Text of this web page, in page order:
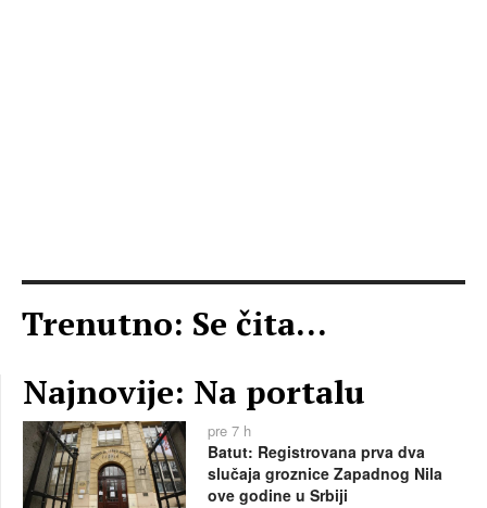
Trenutno: Se čita...
Najnovije: Na portalu
pre 7 h
Batut: Registrovana prva dva
slučaja groznice Zapadnog Nila
ove godine u Srbiji